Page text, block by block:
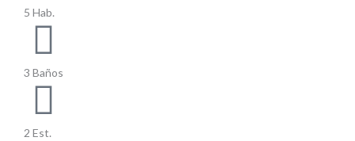
5 Hab.
3 Baños
2 Est.